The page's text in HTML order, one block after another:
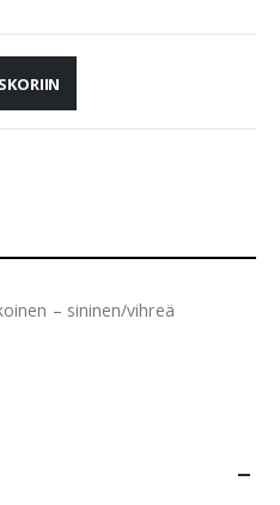
– sininen/vihreä